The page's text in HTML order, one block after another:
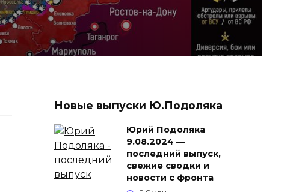
Новые выпуски Ю.Подоляка
Юрий Подоляка
9.08.2024 —
последний выпуск,
свежие сводки и
новости с фронта